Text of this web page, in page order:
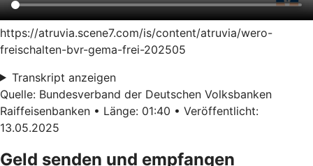
https://atruvia.scene7.com/is/content/atruvia/wero-
freischalten-bvr-gema-frei-202505
Transkript anzeigen
Quelle: Bundesverband der Deutschen Volksbanken
Raiffeisenbanken • Länge: 01:40 • Veröffentlicht:
13.05.2025
Geld senden und empfangen